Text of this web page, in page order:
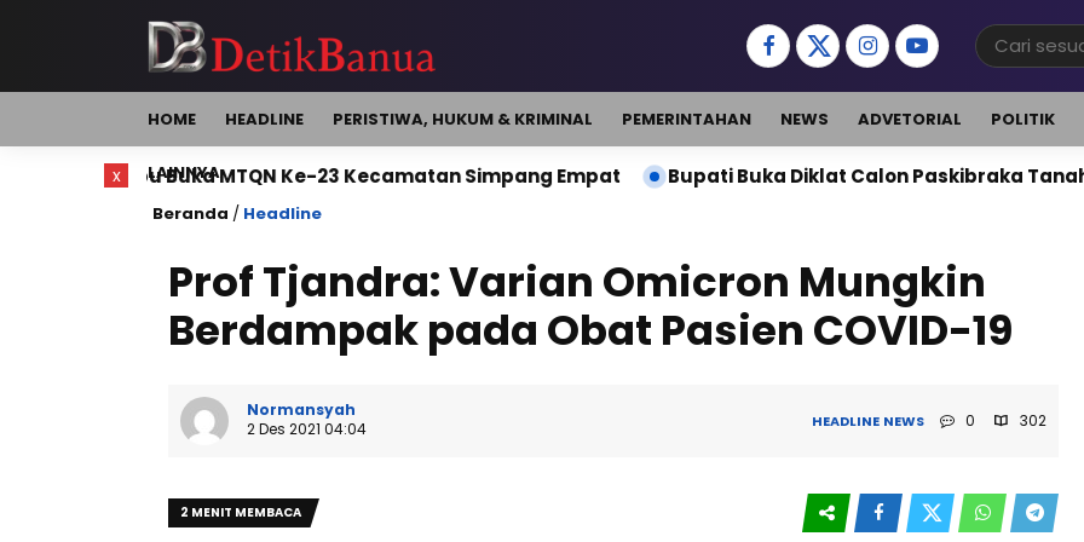
HOME HEADLINE PERISTIWA, HUKUM & KRIMINAL PEMERINTAHAN NEWS ADVETORIAL POLITIK
LAINNYA
Buka MTQN Ke-23 Kecamatan Simpang Empat Bupati Buka Diklat Calon Paskibraka Tanah Bumbu
Beranda / Headline
Prof Tjandra: Varian Omicron Mungkin
Berdampak pada Obat Pasien COVID-19
Normansyah
2 Des 2021 04:04
HEADLINE NEWS 0 302
2 MENIT MEMBACA
x